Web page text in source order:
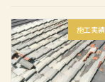
施工実績